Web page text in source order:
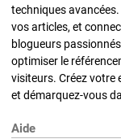
techniques
vos articles, et
blogueurs
optimiser le
visiteurs. Créez votre
et démarquez-vous
Aide